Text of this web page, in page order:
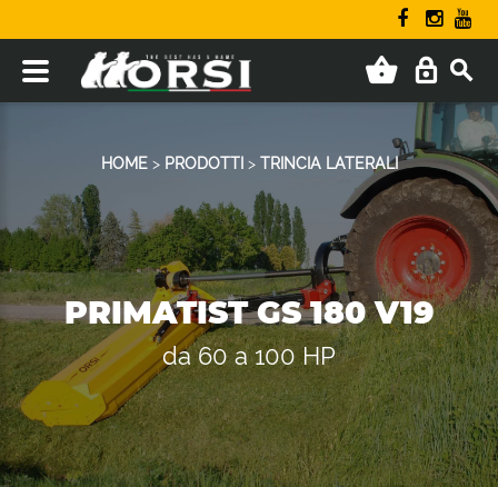
HOME> PRODOTTI > TRINCIA LATERALI
PRIMATIST GS 180 V19
da 60 a 100 HP